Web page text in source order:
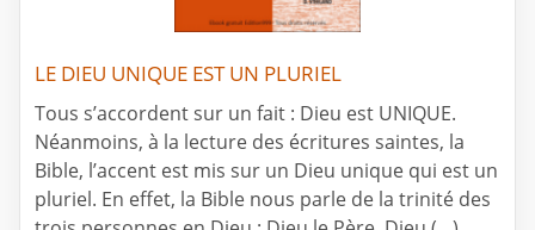
LE DIEU UNIQUE EST UN PLURIEL
Tous s’accordent sur un fait : Dieu est UNIQUE.
Néanmoins, à la lecture des écritures saintes, la
Bible, l’accent est mis sur un Dieu unique qui est un
pluriel. En effet, la Bible nous parle de la trinité des